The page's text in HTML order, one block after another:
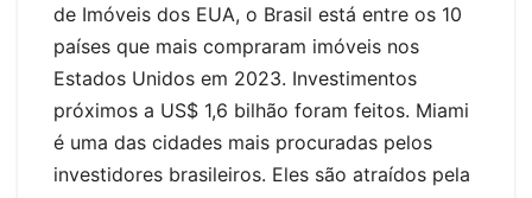
de Imóveis dos EUA, o Brasil está entre os 10
países que mais compraram imóveis nos
Estados Unidos em 2023. Investimentos
próximos a US$ 1,6 bilhão foram feitos. Miami
é uma das cidades mais procuradas pelos
investidores brasileiros. Eles são atraídos pela